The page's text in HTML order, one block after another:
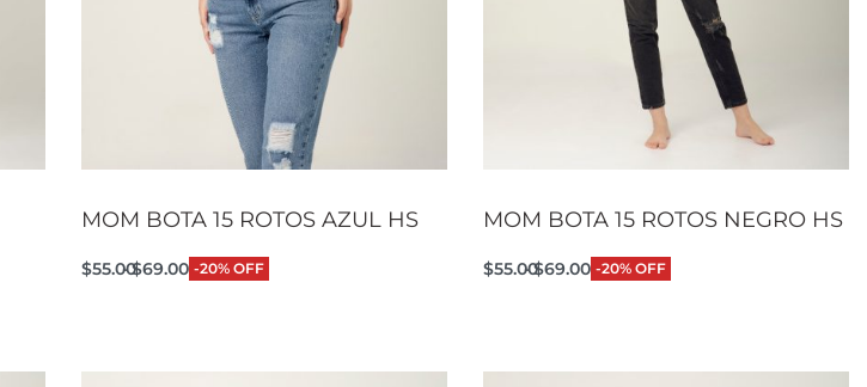
MOM BOTA 15 ROTOS AZUL HS
$55.00$69.00 -20% OFF
MOM BOTA 15 ROTOS NEGRO HS
$55.00$69.00 -20% OFF